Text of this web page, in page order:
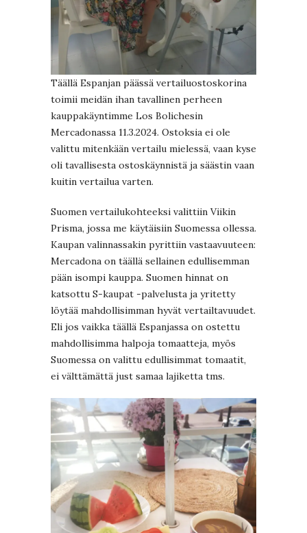
Täällä Espanjan päässä vertailuostoskorina
toimii meidän ihan tavallinen perheen
kauppakäyntimme Los Bolichesin
Mercadonassa 11.3.2024. Ostoksia ei ole
valittu mitenkään vertailu mielessä, vaan kyse
oli tavallisesta ostoskäynnistä ja säästin vaan
kuitin vertailua varten.
Suomen vertailukohteeksi valittiin Viikin
Prisma, jossa me käytäisiin Suomessa ollessa.
Kaupan valinnassakin pyrittiin vastaavuuteen:
Mercadona on täällä sellainen edullisemman
pään isompi kauppa. Suomen hinnat on
katsottu S-kaupat -palvelusta ja yritetty
löytää mahdollisimman hyvät vertailtavuudet.
Eli jos vaikka täällä Espanjassa on ostettu
mahdollisimma halpoja tomaatteja, myös
Suomessa on valittu edullisimmat tomaatit,
ei välttämättä just samaa lajiketta tms.